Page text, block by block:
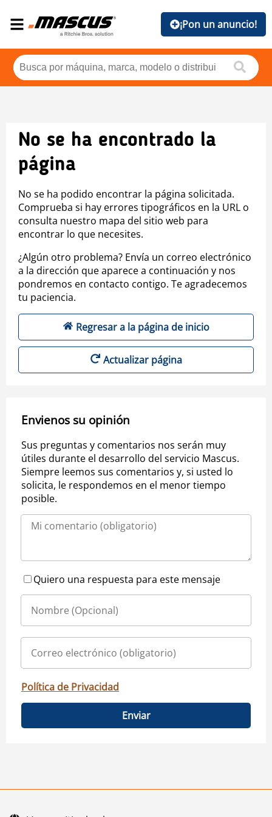
¡Pon un anuncio!
No se ha encontrado la
página
No se ha podido encontrar la página solicitada.
Comprueba si hay errores tipográficos en la URL o
consulta nuestro mapa del sitio web para
encontrar lo que necesites.
¿Algún otro problema? Envía un correo electrónico
a la dirección que aparece a continuación y nos
pondremos en contacto contigo. Te agradecemos
tu paciencia.
Regresar a la página de inicio
Actualizar página
Envienos su opinión
Sus preguntas y comentarios nos serán muy
útiles durante el desarrollo del servicio Mascus.
Siempre leemos sus comentarios y, si usted lo
solicita, le respondemos en el menor tiempo
posible.
Quiero una respuesta para este mensaje
Política de Privacidad
Enviar